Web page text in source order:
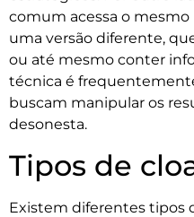
comum acessa o mesmo
uma versão diferente,
ou até mesmo conter
técnica é
buscam manipular os
desonesta.
Tipos de
Existem diferentes tipos